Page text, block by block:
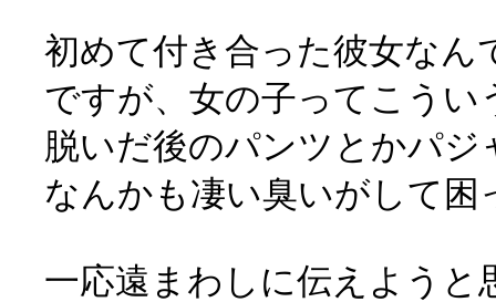
初めて付き合った彼女なん
ですが、女の子ってこうい
脱いだ後のパンツとかパ
なんかも凄い臭いがして困
一応遠まわしに伝えようと